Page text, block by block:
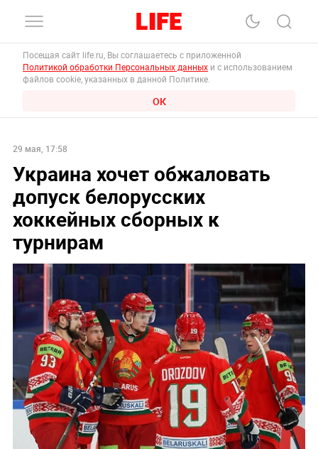
Посещая сайт life.ru, Вы соглашаетесь с приложенной
Политикой обработки Персональных данных и с использованием
файлов cookie, указанных в данной Политике.
ОК
29 мая, 17:58
Украина хочет обжаловать
допуск белорусских
хоккейных сборных к
турнирам